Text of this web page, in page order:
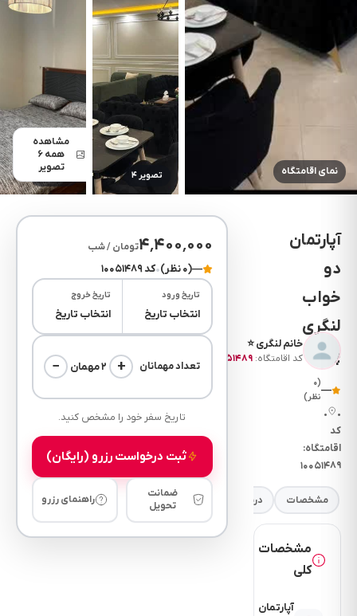
نمای اقامتگاه تصویر ۴ تصویر ۵
مشاهده
همه ۶
تصویر
آپارتمان
دو
خواب
لنگری
پونک
—
(۰
نظر)
•
•
کد
اقامتگاه:
۱۰۰۵۱۴۸۹
خانم لنگری ⭐
کد اقامتگاه: ۱۰۰۵۱۴۸۹
مشخصات درباره فضای خواب نرخ مقررات
مشخصات
کلی
آپارتمان
۴٬۴۰۰٬۰۰۰تومان / شب
—(۰ نظر) •کد ۱۰۰۵۱۴۸۹
تاریخ ورود
انتخاب تاریخ
تاریخ خروج
انتخاب تاریخ
تعداد مهمانان − ۲ مهمان +
تاریخ سفر خود را مشخص کنید.
ثبت درخواست رزرو (رایگان)
ضمانت
تحویل
راهنمای رزرو